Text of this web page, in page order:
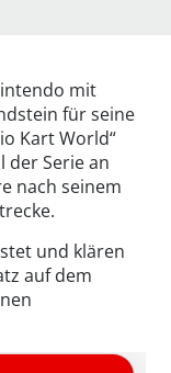
mit
für seine
Kart World“
der Serie an
nach seinem
und klären
auf dem